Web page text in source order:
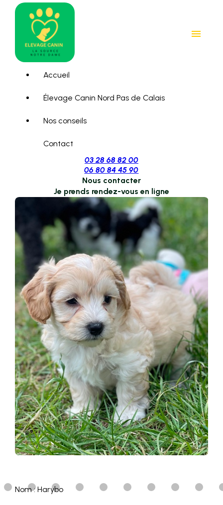
menu
Accueil
Élevage Canin Nord Pas de Calais
Nos conseils
Contact
03 28 68 82 00
06 80 84 45 90
Nous contacter
Je prends rendez-vous en ligne
Nom : Harybo
Panneau de gestion des cookies